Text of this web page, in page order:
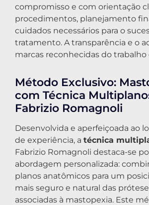
compromisso e com orientação
procedimentos, planejamento
cuidados necessários para o
tratamento. A transparência e o
marcas reconhecidas do trabalho
Método Exclusivo:
com Técnica
Fabrizio Romagnoli
Desenvolvida e aperfeiçoada ao
de experiência, a técnica
Fabrizio Romagnoli destaca-se
abordagem personalizada:
planos anatômicos para um
mais seguro e natural das
associadas à mastopexia. Este